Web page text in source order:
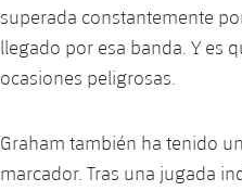
superada constantemente
llegado por esa banda. Y es
ocasiones peligrosas.
Graham también ha tenido
marcador. Tras una jugada